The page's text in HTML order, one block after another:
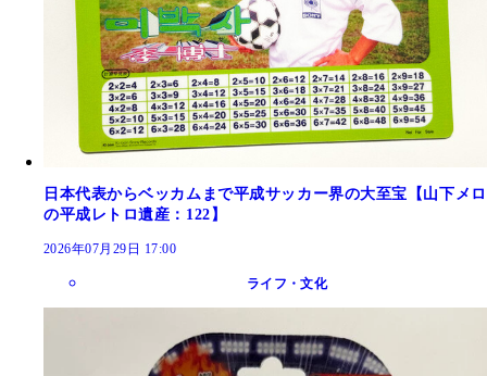
日本代表からベッカムまで平成サッカー界の大至宝【山下メロ
の平成レトロ遺産：122】
2026年07月29日 17:00
ライフ・文化